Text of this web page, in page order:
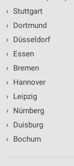
› Stuttgart
›
Dortmund
›
Düsseldorf
›
Essen
›
Bremen
›
Hannover
›
Leipzig
›
Nürnberg
›
Duisburg
›
Bochum